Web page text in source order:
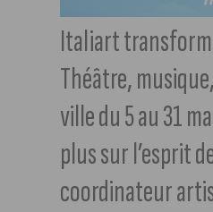
Italiart
Théâtre,
ville du 5 au 31
plus sur l’esprit
coordinateur